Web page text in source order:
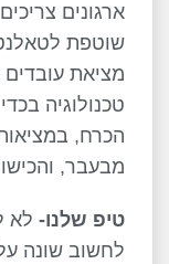
ארגונים
שוטפת לטאלנט
מציאת עובדים
טכנולוגיה
הכרח, במציאות
מבעבר,
טיפ שלנו-לא
לחשוב שונה על